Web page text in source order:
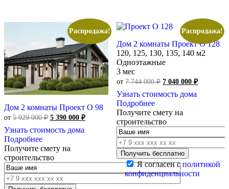
Распродажа!
Дом 2 комнаты Проект О 98
от 5 929 000₽ Первоначальная
составляла
929
000 ₽.
5 390 000 ₽Текущая
Узнать стоимость дома
Подробнее
Получите смету на
строительство
Распродажа!
Дом 2 комнаты Проект О 128
120, 125, 130, 135, 140 м2
Одноэтажные
3 мес
от7 744 000₽ Первоначальная
составляла
744
000 ₽.
7 040 000₽Текущая
Узнать стоимость дома
Подробнее
Получите смету на
строительство
Я согласен сполитикой
конфиденциальности